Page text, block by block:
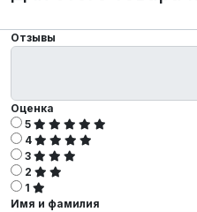
Отзывы
Оценка
5
4
3
2
1
Имя и фамилия